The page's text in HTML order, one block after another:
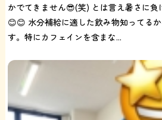
かでてきません😎(笑) とは言え暑さに負
😊😊 水分補給に適した飲み物知ってるか
す。特にカフェインを含まな...